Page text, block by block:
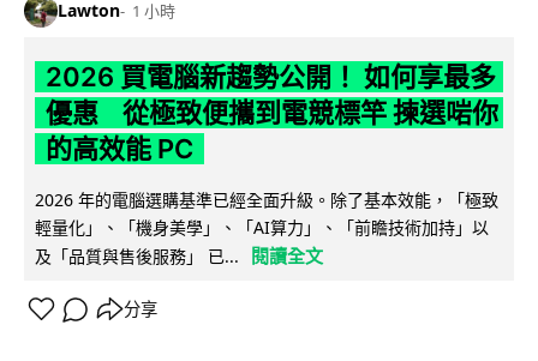
Lawton 1 小時
2026 買電腦新趨勢公開！ 如何享最多
優惠 從極致便攜到電競標竿 揀選啱你
的高效能 PC
2026 年的電腦選購基準已經全面升級。除了基本效能，「極致
輕量化」、「機身美學」、「AI算力」、「前瞻技術加持」以
及「品質與售後服務」 已...
閱讀全文
分享